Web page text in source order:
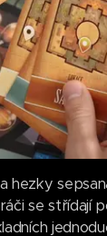
hezky
se střídají